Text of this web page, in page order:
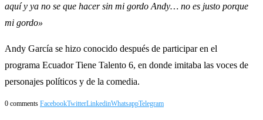
aquí y ya no se que hacer sin mi gordo Andy… no es justo porque
mi gordo»
Andy García se hizo conocido después de participar en el
programa Ecuador Tiene Talento 6, en donde imitaba las voces de
personajes políticos y de la comedia.
0 comments FacebookTwitterLinkedinWhatsappTelegram